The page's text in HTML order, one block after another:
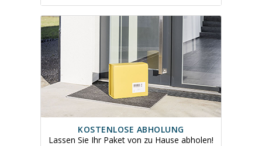
KOSTENLOSE ABHOLUNG
Lassen Sie Ihr Paket von zu Hause abholen!